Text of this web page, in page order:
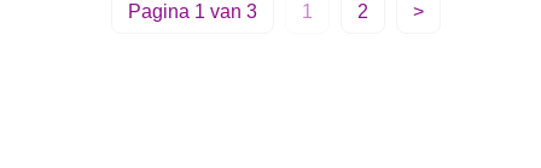
Pagina 1 van 3 1 2 >